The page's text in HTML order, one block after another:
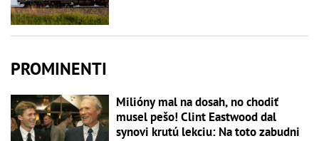
PROMINENTI
Milióny mal na dosah, no chodiť
musel pešo! Clint Eastwood dal
synovi krutú lekciu: Na toto zabudni